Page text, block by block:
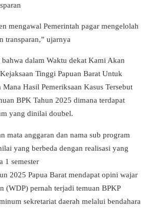
mengawal Pemerintah pagar mengelolah
transparan,” ujarnya
bahwa dalam Waktu dekat Kami Akan
Tinggi Papuan Barat Untuk
Hasil Pemeriksaan Kasus Tersebut
BPK Tahun 2025 dimana terdapat
yang dinilai doubel.
mata anggaran dan nama sub program
yang berbeda dengan realisasi yang
1 semester
2025 Papua Barat mendapat opini wajar
(WDP) pernah terjadi temuan BPKP
sekretariat daerah melalui bendahara